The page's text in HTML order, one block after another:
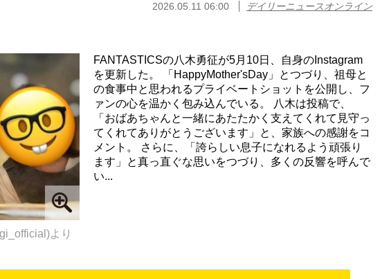
2026.05.11 06:00 デイリーニュースオンライン
より
FANTASTICSの八木勇征が5月10日、自身のInstagram
を更新した。 「HappyMother'sDay」とつづり、祖母と
の食事中と思われるプライベートショットを公開し、フ
ァンの心を温かく包み込んでいる。 八木は投稿で、
「おばあちゃんと一緒にあたたかく支えてくれて見守っ
てくれてありがとうございます」と、家族への感謝をコ
メント。 さらに、「誇らしい息子になれるよう頑張り
ます」と真っ直ぐな思いをつづり、多くの反響を呼んで
い...